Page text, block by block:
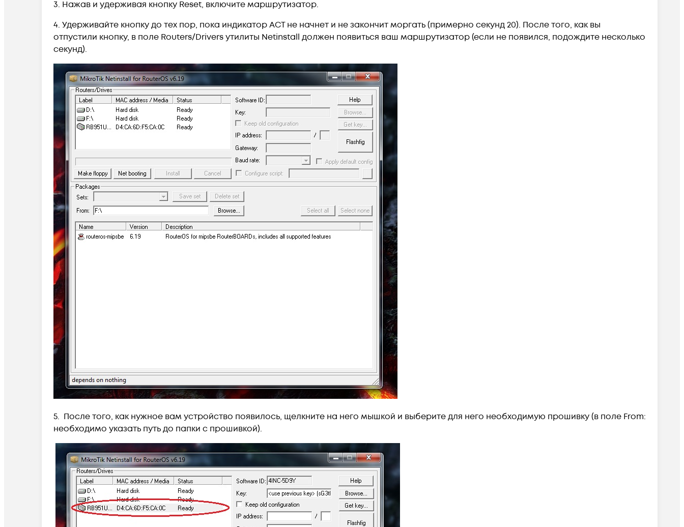
3. Нажав и удерживая кнопку Reset, включите маршрутизатор.
4. Удерживайте кнопку до тех пор, пока индикатор ACT не начнет и не закончит моргать (примерно секунд 20). После того, как вы
отпустили кнопку, в поле Routers/Drivers утилиты Netinstall должен появиться ваш маршрутизатор (если не появился, подождите несколько
секунд).
5. После того, как нужное вам устройство появилось, щелкните на него мышкой и выберите для него необходимую прошивку (в поле From:
необходимо указать путь до папки с прошивкой).